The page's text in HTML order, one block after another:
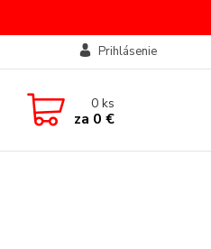
Prihlásenie
0ks
za 0 €